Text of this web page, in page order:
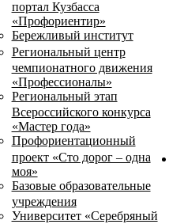
портал Кузбасса
«Профориентир»
Бережливый институт
Региональный центр
чемпионатного движения
«Профессионалы»
Региональный этап
Всероссийского конкурса
«Мастер года»
Профориентационный
проект «Сто дорог – одна
моя»
Базовые образовательные
учреждения
Университет «Серебряный